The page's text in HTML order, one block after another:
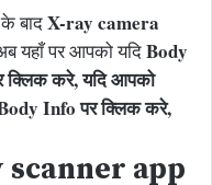
बादX-ray camera
यहाँ पर आपको यदिBody
क्लिक करे, यदि आपको
Info पर क्लिक करे,
scanner app